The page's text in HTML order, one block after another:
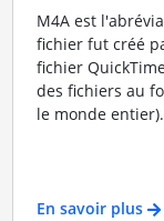
M4A est
fichier fut créé
fichier
des fichiers au
le monde
En savoir plus